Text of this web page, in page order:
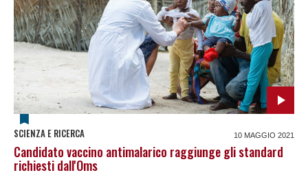
SCIENZA E RICERCA 10 MAGGIO 2021
Candidato vaccino antimalarico raggiunge gli standard
richiesti dall'Oms